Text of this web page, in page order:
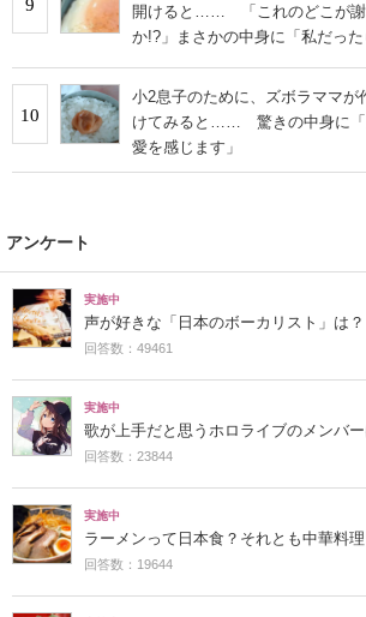
9
開けると…… 「これのどこが謝
か!?」まさかの中身に「私だった
10
小2息子のために、ズボラママが
けてみると…… 驚きの中身に「
愛を感じます」
アンケート
実施中
声が好きな「日本のボーカリスト」は？
回答数：49461
実施中
歌が上手だと思うホロライブのメンバー
回答数：23844
実施中
ラーメンって日本食？それとも中華料理
回答数：19644